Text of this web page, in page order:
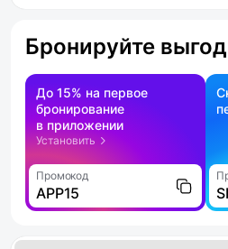
Бронируйте
До 15% на первое
бронирование
в приложении
Установить
Промокод
APP15